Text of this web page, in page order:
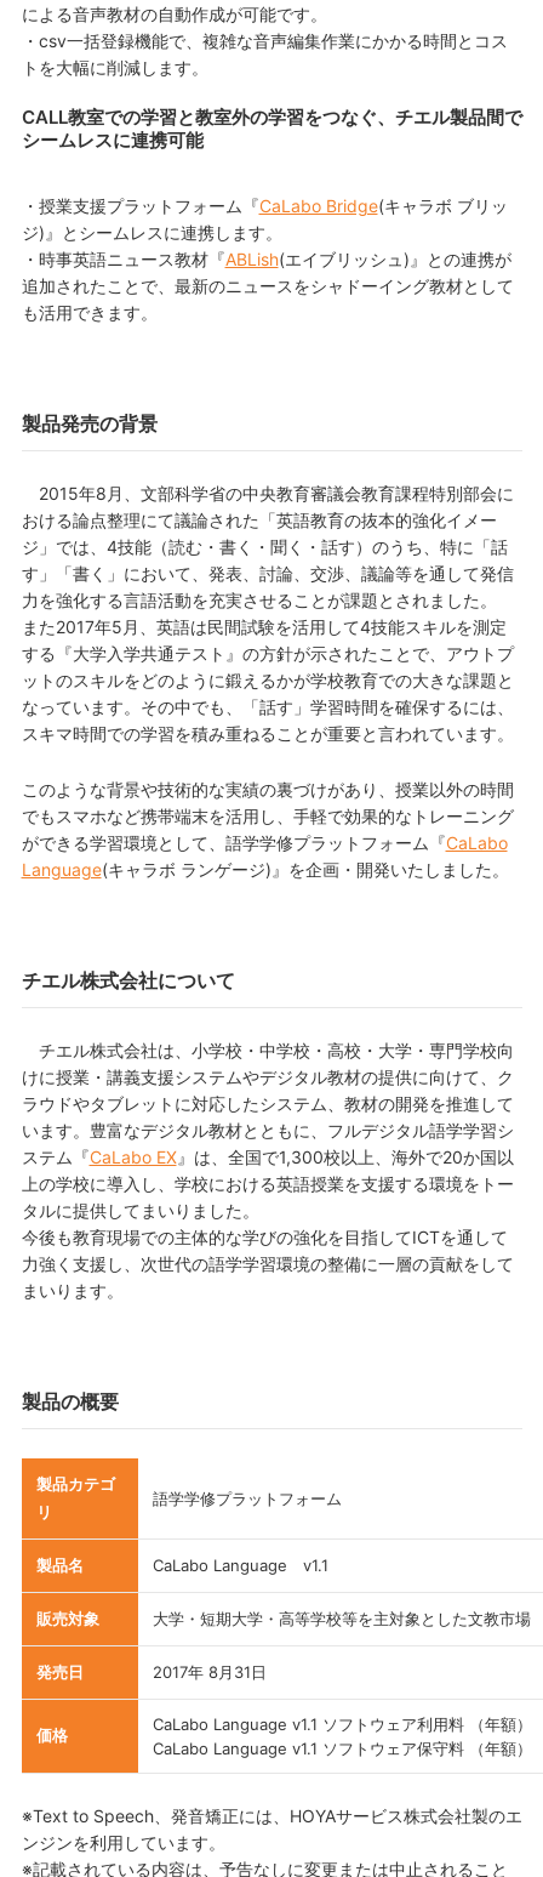
による音声教材の自動作成が可能です。
・csv一括登録機能で、複雑な音声編集作業にかかる時間とコス
トを大幅に削減します。
CALL教室での学習と教室外の学習をつなぐ、チエル製品間で
シームレスに連携可能
・授業支援プラットフォーム『CaLabo Bridge(キャラボ ブリッ
ジ)』とシームレスに連携します。
・時事英語ニュース教材『ABLish(エイブリッシュ)』との連携が
追加されたことで、最新のニュースをシャドーイング教材として
も活用できます。
製品発売の背景
2015年8月、文部科学省の中央教育審議会教育課程特別部会に
おける論点整理にて議論された「英語教育の抜本的強化イメー
ジ」では、4技能（読む・書く・聞く・話す）のうち、特に「話
す」「書く」において、発表、討論、交渉、議論等を通して発信
力を強化する言語活動を充実させることが課題とされました。
また2017年5月、英語は民間試験を活用して4技能スキルを測定
する『大学入学共通テスト』の方針が示されたことで、アウトプ
ットのスキルをどのように鍛えるかが学校教育での大きな課題と
なっています。その中でも、「話す」学習時間を確保するには、
スキマ時間での学習を積み重ねることが重要と言われています。
このような背景や技術的な実績の裏づけがあり、授業以外の時間
でもスマホなど携帯端末を活用し、手軽で効果的なトレーニング
ができる学習環境として、語学学修プラットフォーム『CaLabo
Language(キャラボ ランゲージ)』を企画・開発いたしました。
チエル株式会社について
チエル株式会社は、小学校・中学校・高校・大学・専門学校向
けに授業・講義支援システムやデジタル教材の提供に向けて、ク
ラウドやタブレットに対応したシステム、教材の開発を推進して
います。豊富なデジタル教材とともに、フルデジタル語学学習シ
ステム『CaLabo EX』は、全国で1,300校以上、海外で20か国以
上の学校に導入し、学校における英語授業を支援する環境をトー
タルに提供してまいりました。
今後も教育現場での主体的な学びの強化を目指してICTを通して
力強く支援し、次世代の語学学習環境の整備に一層の貢献をして
まいります。
製品の概要
製品カテゴ
リ
語学学修プラットフォーム
製品名 CaLabo Language v1.1
販売対象 大学・短期大学・高等学校等を主対象とした文教市場
発売日 2017年 8月31日
価格
CaLabo Language v1.1 ソフトウェア利用料 （年額
CaLabo Language v1.1 ソフトウェア保守料 （年額
※Text to Speech、発音矯正には、HOYAサービス株式会社製のエ
ンジンを利用しています。
※記載されている内容は、予告なしに変更または中止されること